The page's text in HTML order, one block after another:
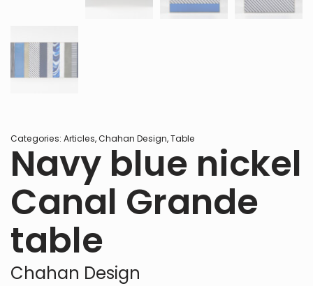
Categories: Articles,Chahan Design,Table
Navy blue nickel
Canal Grande
table
Chahan Design